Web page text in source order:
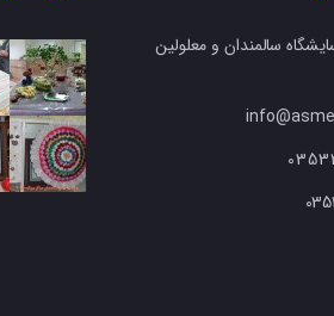
سالمندان و معلولین